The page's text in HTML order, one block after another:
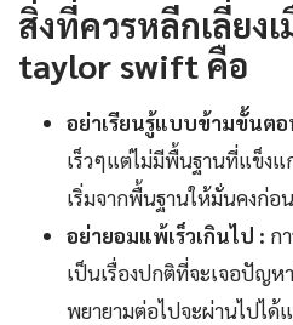
สิ่งที่ควรหลีกเลี่ยงเ
taylor swift คือ
อย่าเรียนรู้แบบข้ามขั้นตอ
เร็วๆแต่ไม่มีพื้นฐานที่แข็ง
เริ่มจากพื้นฐานให้มั่นคงก่
อย่ายอมแพ้เร็วเกินไป : ก
เป็นเรื่องปกติที่จะเจอปัญ
พยายามต่อไปจะผ่านไปได้